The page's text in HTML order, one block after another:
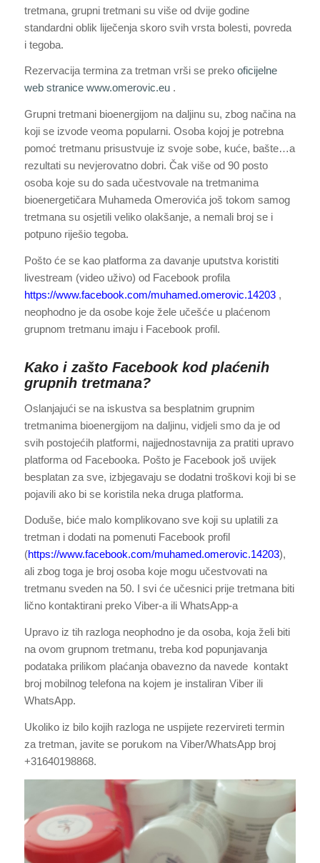
tretmana, grupni tretmani su više od dvije godine
standardni oblik liječenja skoro svih vrsta bolesti, povreda
i tegoba.
Rezervacija termina za tretman vrši se preko oficijelne
web stranice www.omerovic.eu.
Grupni tretmani bioenergijom na daljinu su, zbog načina na
koji se izvode veoma popularni. Osoba kojoj je potrebna
pomoć tretmanu prisustvuje iz svoje sobe, kuće, bašte…a
rezultati su nevjerovatno dobri. Čak više od 90 posto
osoba koje su do sada učestvovale na tretmanima
bioenergetičara Muhameda Omerovića još tokom samog
tretmana su osjetili veliko olakšanje, a nemali broj se i
potpuno riješio tegoba.
Pošto će se kao platforma za davanje uputstva koristiti
livestream (video uživo) od Facebook profila
https://www.facebook.com/muhamed.omerovic.14203,
neophodno je da osobe koje žele učešće u plaćenom
grupnom tretmanu imaju i Facebook profil.
Kako i zašto Facebook kod plaćenih
grupnih tretmana?
Oslanjajući se na iskustva sa besplatnim grupnim
tretmanima bioenergijom na daljinu, vidjeli smo da je od
svih postojećih platformi, najjednostavnija za pratiti upravo
platforma od Facebooka. Pošto je Facebook još uvijek
besplatan za sve, izbjegavaju se dodatni troškovi koji bi se
pojavili ako bi se koristila neka druga platforma.
Doduše, biće malo komplikovano sve koji su uplatili za
tretman i dodati na pomenuti Facebook profil
(https://www.facebook.com/muhamed.omerovic.14203),
ali zbog toga je broj osoba koje mogu učestvovati na
tretmanu sveden na 50. I svi će učesnici prije tretmana biti
lično kontaktirani preko Viber-a ili WhatsApp-a
Upravo iz tih razloga neophodno je da osoba, koja želi biti
na ovom grupnom tretmanu, treba kod popunjavanja
podataka prilikom plaćanja obavezno da navede kontakt
broj mobilnog telefona na kojem je instaliran Viber ili
WhatsApp.
Ukoliko iz bilo kojih razloga ne uspijete rezervireti termin
za tretman, javite se porukom na Viber/WhatsApp broj
+31640198868.